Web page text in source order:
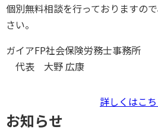
個別無料相談を行っておりますの
さい。
ガイアFP社会保険労務士事務所
代表 大野 広康
詳しくはこ
お知らせ